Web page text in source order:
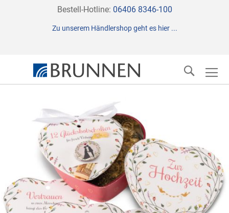
Direkt
Inhalt
Bestell-Hotline: 06406 8346-100
Zu unserem Händlershop geht es hier ...
Suche